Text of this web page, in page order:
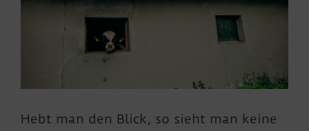
Hebt man den Blick, so sieht man keine